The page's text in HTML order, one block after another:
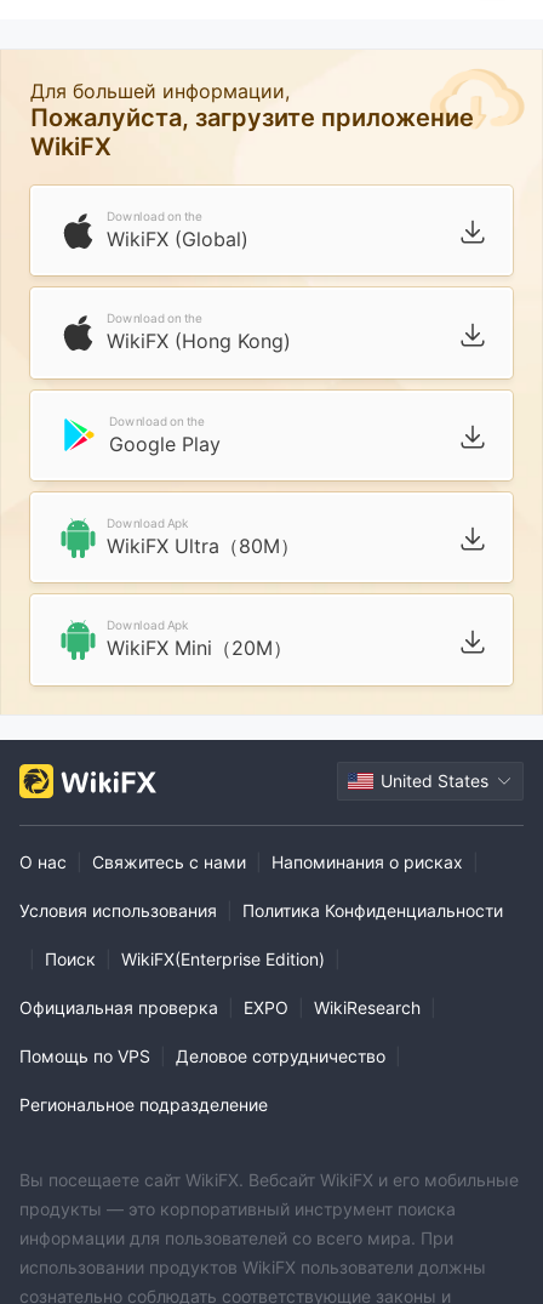
Для большей информации,
Пожалуйста, загрузите приложение
WikiFX
Download on the
WikiFX (Global)
Download on the
WikiFX (Hong Kong)
Download on the
Google Play
Download Apk
WikiFX Ultra（80M）
Download Apk
WikiFX Mini（20M）
United States
О нас Свяжитесь с нами Напоминания о рисках
Условия использования Политика Конфиденциальности
Поиск WikiFX(Enterprise Edition)
Официальная проверка EXPO WikiResearch
Помощь по VPS Деловое сотрудничество
Региональное подразделение
Вы посещаете сайт WikiFX. Вебсайт WikiFX и его мобильные
продукты — это корпоративный инструмент поиска
информации для пользователей со всего мира. При
использовании продуктов WikiFX пользователи должны
сознательно соблюдать соответствующие законы и